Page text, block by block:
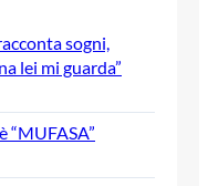
sogni,
lei mi guarda”
“MUFASA”